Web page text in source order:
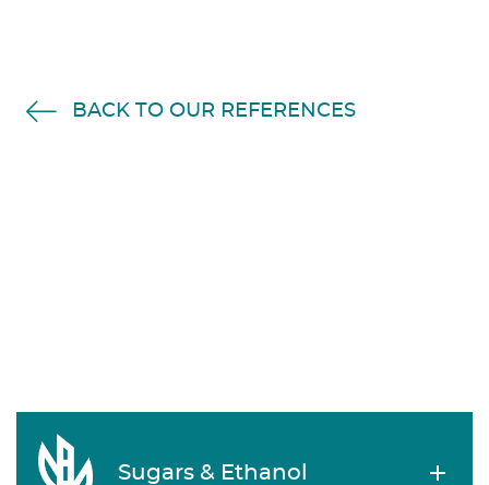
BACK TO OUR REFERENCES
Sugars & Ethanol